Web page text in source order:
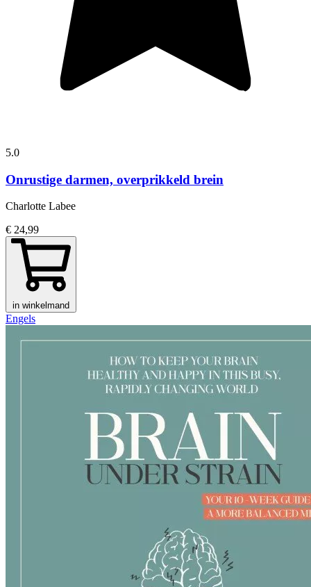
5.0
Onrustige darmen, overprikkeld brein
Charlotte Labee
€ 24,99
in winkelmand
Engels